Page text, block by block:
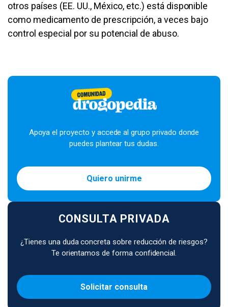
otros países (EE. UU., México, etc.) está disponible
como medicamento de prescripción, a veces bajo
control especial por su potencial de abuso.
Apoya el proyecto y accede al grupo privado donde
puedes plantear tus dudas.
Quiero unirme
CONSULTA PRIVADA
¿Tienes una duda concreta sobre reducción de riesgos?
Te orientamos de forma confidencial.
Solicitar consulta